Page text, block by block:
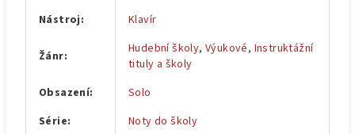
Nástroj: Klavír
Žánr: Hudební školy,Výukové, Instruktážní
tituly a školy
Obsazení:
Solo
Série:
Noty do školy